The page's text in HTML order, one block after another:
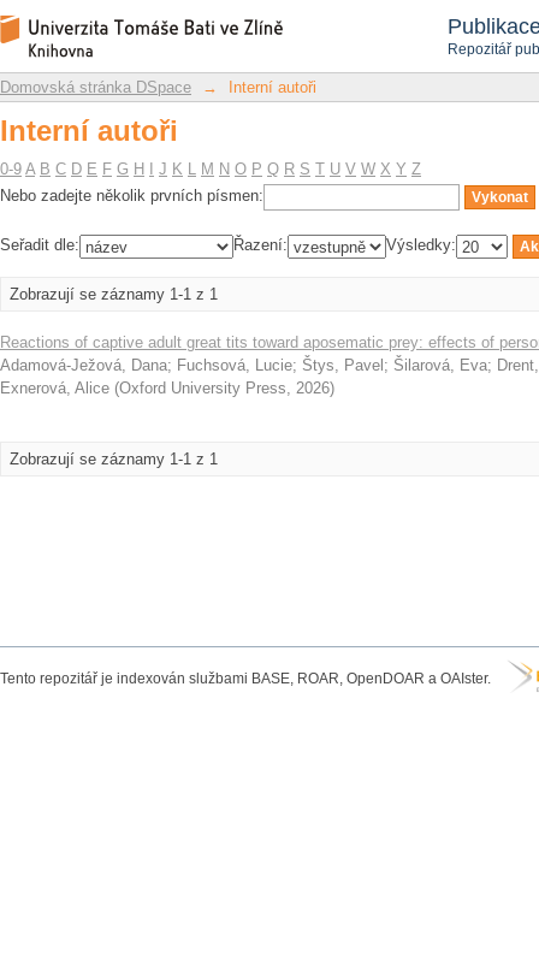
Repozitář
Interní autoři
Repozitář DSpace/Manakin
Domovská stránka DSpace → Interní autoři
Interní autoři
0-9 A B C D E F G H J K L M N O P Q R S T U V W X Y Z
Nebo zadejte několik prvních písmen:
Seřadit dle: Řazení: Výsledky:
Zobrazují se záznamy 1-1 z 1
Reactions of captive adult great tits toward aposematic prey: effects of
Adamová-Ježová, Dana; Fuchsová, Lucie; Štys, Pavel ; Šilarová, Eva;
Exnerová, Alice (Oxford University Press, 2026)
Zobrazují se záznamy 1-1 z 1
Tento repozitář je indexován službami BASE, ROAR, OpenDOAR a OAIster.